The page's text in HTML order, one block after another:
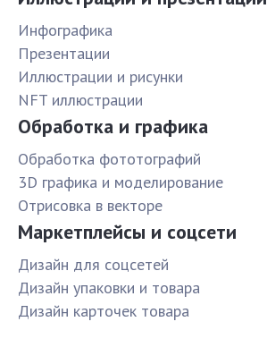
Инфографика
Презентации
Иллюстрации и рисунки
NFT иллюстрации
Обработка и графика
Обработка фототографий
3D графика и моделирование
Отрисовка в векторе
Маркетплейсы и соцсети
Дизайн для соцсетей
Дизайн упаковки и товара
Дизайн карточек товара